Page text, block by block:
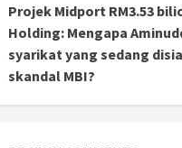
Projek Midport RM3.53
Holding: Mengapa
syarikat yang sedang
skandal MBI?